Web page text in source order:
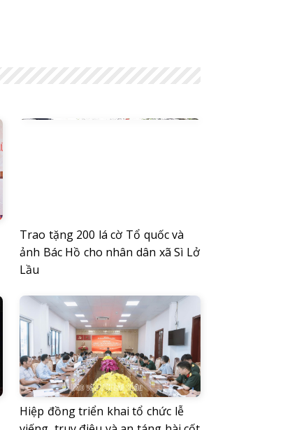
Trao tặng 200 lá cờ Tổ quốc và
ảnh Bác Hồ cho nhân dân xã Sì Lở
Lầu
Hiệp đồng triển khai tổ chức lễ